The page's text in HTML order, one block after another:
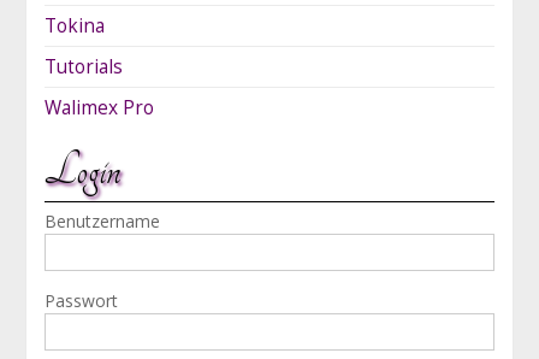
Tokina
Tutorials
Walimex Pro
Login
Benutzername
Passwort